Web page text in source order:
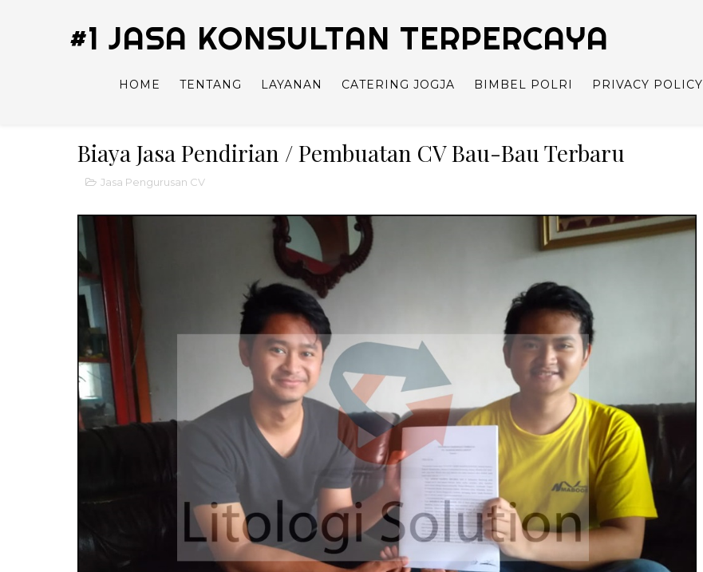
#1 JASA KONSULTAN TERPERCAYA
HOME TENTANG LAYANAN CATERING JOGJA BIMBEL POLRI PRIVACY POLICY
Biaya Jasa Pendirian / Pembuatan CV Bau-Bau Terbaru
Jasa Pengurusan CV